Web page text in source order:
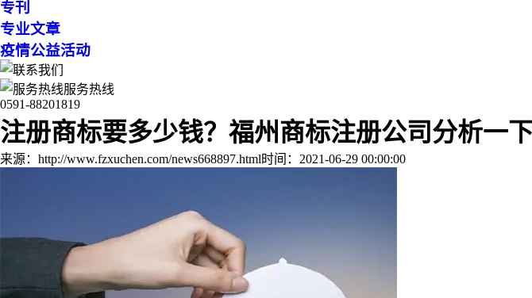
专刊
专业文章
疫情公益活动
服务热线
0591-88201819
注册商标要多少钱？福州商标注册公司分析一
来源：http://www.fzxuchen.com/news668897.html时间：2021-06-29 00:00:00